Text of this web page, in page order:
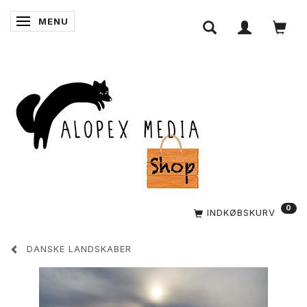
SKIFTE NAVIGATION
MENU
INDKØBSKURV 0
DANSKE LANDSKABER